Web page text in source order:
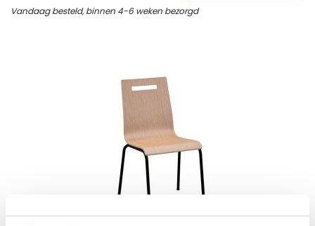
Vandaag besteld, binnen 4-6 weken bezorgd